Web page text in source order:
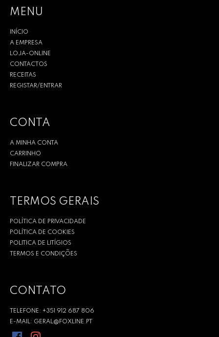
MENU
INÍCIO
A EMPRESA
LOJA-ONLINE
CONTACTOS
RECEITAS
REGISTAR/ENTRAR
CONTA
A MINHA CONTA
CARRINHO
FINALIZAR COMPRA
TERMOS GERAIS
POLÍTICA DE PRIVACIDADE
POLÍTICA DE COOKIES
POLITICA DE LITÍGIOS
TERMOS E CONDIÇÕES
CONTATO
TELEFONE: +351 912 687 806
E-MAIL: GERAL@FOXLINE.PT